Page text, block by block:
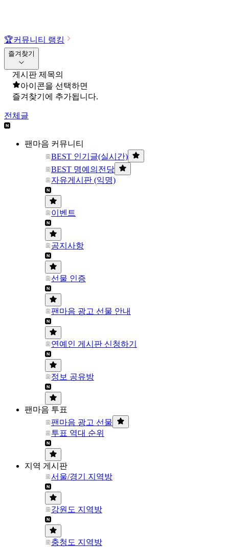
🏆커뮤니티 랭킹
즐겨찾기
게시판 제목의
아이콘을 선택하면
즐겨찾기에 추가됩니다.
전체글
팬마음 커뮤니티
BEST 인기글(실시간)
BEST 명예의전당
자유게시판 (익명)
이벤트
공지사항
선물 인증
팬마음 광고 선물 안내
연예인 게시판 신청하기
정보 공유방
팬마음 투표
팬마음 광고 선물
투표 역대 순위
지역 게시판
서울/경기 지역방
강원도 지역방
충청도 지역방